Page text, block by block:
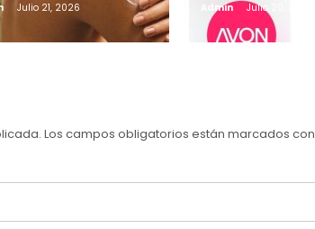
Julio 21, 2026 Admin Julio 20, 2026
Los campos obligatorios están marcados con